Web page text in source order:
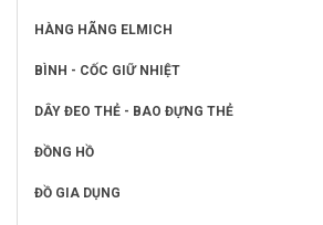
HÀNG HÃNG ELMICH
BÌNH - CỐC GIỮ NHIỆT
DÂY ĐEO THẺ - BAO ĐỰNG THẺ
ĐỒNG HỒ
ĐỒ GIA DỤNG